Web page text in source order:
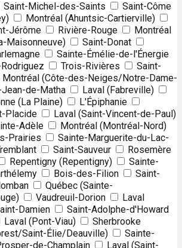
Saint-Michel-des-Saints
Saint-Côme
Montréal (Ahuntsic-Cartierville)
Jérôme Rivière-Rouge
Montréal
Maisonneuve)
Saint-Donat
Sainte-Émélie-de-l'Énergie
Trois-Rivières
Saint-
Montréal (Côte-des-Neiges/Notre-Dame-
de-Matha
Laval (Fabreville)
(La Plaine)
L'Épiphanie
Placide
Laval (Saint-Vincent-de-Paul)
Adèle
Montréal (Montréal-Nord)
Prairies
Sainte-Marguerite-du-Lac-
Saint-Sauveur
Rosemère
Repentigny (Repentigny)
Sainte-
Bois-des-Filion
Saint-
Québec (Sainte-
Vaudreuil-Dorion
Laval
Damien
Saint-Adolphe-d'Howard
Laval (Pont-Viau)
Sherbrooke
Saint-Élie/Deauville)
Sainte-
de-Champlain
Laval (Saint-